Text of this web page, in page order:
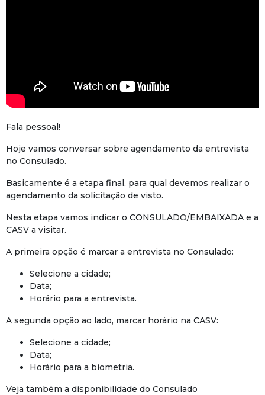
Fala pessoal!
Hoje vamos conversar sobre agendamento da entrevista
no Consulado.
Basicamente é a etapa final, para qual devemos realizar o
agendamento da solicitação de visto.
Nesta etapa vamos indicar o CONSULADO/EMBAIXADA e a
CASV a visitar.
A primeira opção é marcar a entrevista no Consulado:
Selecione a cidade;
Data;
Horário para a entrevista.
A segunda opção ao lado, marcar horário na CASV:
Selecione a cidade;
Data;
Horário para a biometria.
Veja também a disponibilidade do Consulado